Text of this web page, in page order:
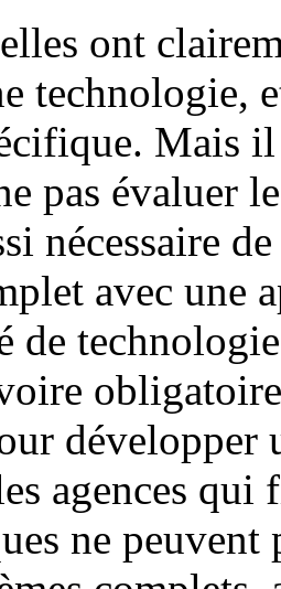
ont
technologie,
Mais
pas évaluer
nécessaire
avec une
agences qui
ne peuvent